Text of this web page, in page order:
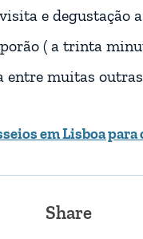
e degustação
( a trinta
entre muitas
em Lisboa para
Share